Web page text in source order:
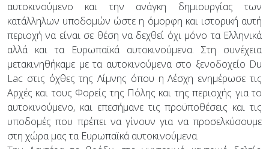
αυτοκινούμενο και την ανάγκη δημιουργίας των
κατάλληλων υποδομών ώστε η όμορφη και ιστορική αυτή
περιοχή να είναι σε θέση να δεχθεί όχι μόνο τα Ελληνικά
αλλά και τα Ευρωπαϊκά αυτοκινούμενα. Στη συνέχεια
μετακινηθήκαμε με τα αυτοκινούμενα στο ξενοδοχείο Du
Lac στις όχθες της Λίμνης όπου η Λέσχη ενημέρωσε τις
Αρχές και τους Φορείς της Πόλης και της περιοχής για το
αυτοκινούμενο, και επεσήμανε τις προϋποθέσεις και τις
υποδομές που πρέπει να γίνουν για να προσελκύσουμε
στη χώρα μας τα Ευρωπαϊκά αυτοκινούμενα.